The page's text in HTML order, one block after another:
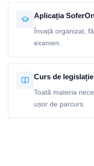
Aplicația
Învață organizat,
examen.
Curs de
Toată materia
ușor de parcurs.